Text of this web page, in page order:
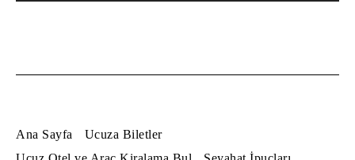
Ana Sayfa
Ucuza Biletler